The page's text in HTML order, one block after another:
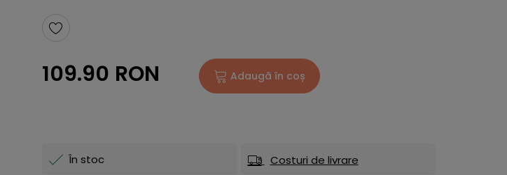
109.90 RON Adaugă în coș
În stoc Costuri de livrare